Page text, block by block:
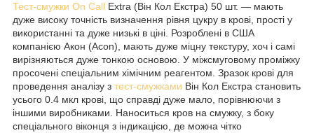
Тест-смужки On Call Extra (Він Кол Екстра) 50 шт. — мають
дуже високу точність визначення рівня цукру в крові, прості у
використанні та дуже низькі в ціні. Розроблені в США
компанією Акон (Acon), мають дуже міцну текстуру, хоч і самі
вирізняються дуже тонкою основою. У міжсмуговому проміжку
просочені спеціальним хімічним реагентом. Зразок крові для
проведення аналізу з тест-смужками Він Кол Екстра становить
усього 0.4 мкл крові, що справді дуже мало, порівнюючи з
іншими виробниками. Наноситься кров на смужку, з боку
спеціального віконця з індикацією, де можна чітко